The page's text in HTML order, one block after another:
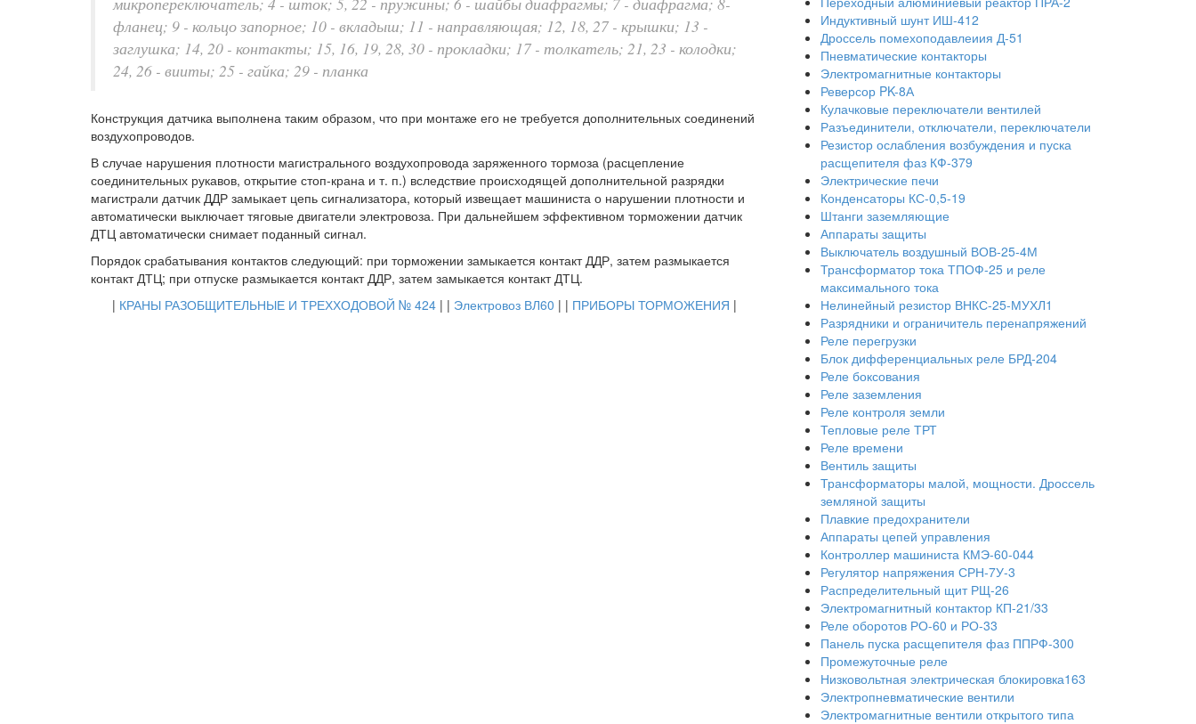
фланец; 9 - кольцо запорное; 10 - вкладыш; 11 - направляющая; 12, 18, 27 - крышки; 13 -
заглушка; 14, 20 - контакты; 15, 16, 19, 28, 30 - прокладки; 17 - толкатель; 21, 23 - колодки;
24, 26 - вииты; 25 - гайка; 29 - планка
Конструкция датчика выполнена таким образом, что при монтаже его не требуется дополнительных соединений
воздухопроводов.
В случае нарушения плотности магистрального воздухопровода заряженного тормоза (расцепление
соединительных рукавов, открытие стоп-крана и т. п.) вследствие происходящей дополнительной разрядки
магистрали датчик ДДР замыкает цепь сигнализатора, который извещает машиниста о нарушении плотности и
автоматически выключает тяговые двигатели электровоза. При дальнейшем эффективном торможении датчик
ДТЦ автоматически снимает поданный сигнал.
Порядок срабатывания контактов следующий: при торможении замыкается контакт ДДР, затем размыкается
контакт ДТЦ; при отпуске размыкается контакт ДДР, затем замыкается контакт ДТЦ.
| КРАНЫ РАЗОБЩИТЕЛЬНЫЕ И ТРЕХХОДОВОЙ № 424 | | Электровоз ВЛ60 | | ПРИБОРЫ ТОРМОЖЕНИЯ |
Индуктивный шунт ИШ-412
Дроссель помехоподавлеиия Д-51
Пневматические контакторы
Электромагнитные контакторы
Реверсор PK-8А
Кулачковые переключатели вентилей
Разъединители, отключатели, переключатели
Резистор ослабления возбуждения и пуска
расщепителя фаз КФ-379
Электрические печи
Конденсаторы КС-0,5-19
Штанги заземляющие
Аппараты защиты
Выключатель воздушный ВОВ-25-4М
Трансформатор тока ТПОФ-25 и реле
максимального тока
Нелинейный резистор ВНКС-25-МУХЛ1
Разрядники и ограничитель перенапряжений
Реле перегрузки
Блок дифференциальных реле БРД-204
Реле боксования
Реле заземления
Реле контроля земли
Тепловые реле ТРТ
Реле времени
Вентиль защиты
Трансформаторы малой, мощности. Дроссель
земляной защиты
Плавкие предохранители
Аппараты цепей управления
Контроллер машиниста КМЭ-60-044
Регулятор напряжения СРН-7У-3
Распределительный щит РЩ-26
Электромагнитный контактор КП-21/33
Реле оборотов РО-60 и РО-33
Панель пуска расщепителя фаз ППРФ-300
Промежуточные реле
Низковольтная электрическая блокировка163
Электропневматические вентили
Электромагнитные вентили открытого типа